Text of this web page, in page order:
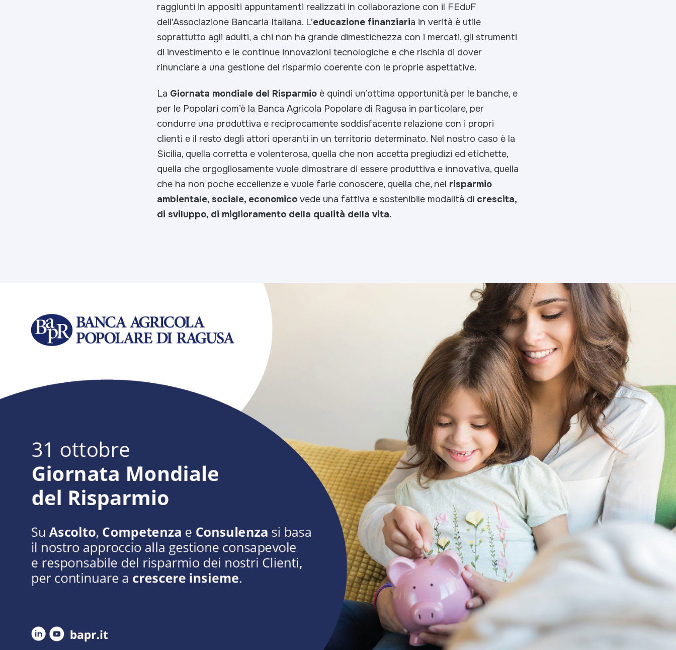
raggiunti in appositi appuntamenti realizzati in collaborazione con il FEduF
dell’Associazione Bancaria Italiana. L’educazione finanziaria in verità è utile
soprattutto agli adulti, a chi non ha grande dimestichezza con i mercati, gli strumenti
di investimento e le continue innovazioni tecnologiche e che rischia di dover
rinunciare a una gestione del risparmio coerente con le proprie aspettative.
La Giornata mondiale del Risparmio è quindi un’ottima opportunità per le banche, e
per le Popolari com’è la Banca Agricola Popolare di Ragusa in particolare, per
condurre una produttiva e reciprocamente soddisfacente relazione con i propri
clienti e il resto degli attori operanti in un territorio determinato. Nel nostro caso è la
Sicilia, quella corretta e volenterosa, quella che non accetta pregiudizi ed etichette,
quella che orgogliosamente vuole dimostrare di essere produttiva e innovativa, quella
che ha non poche eccellenze e vuole farle conoscere, quella che, nel risparmio
ambientale, sociale, economico vede una fattiva e sostenibile modalità di crescita,
di sviluppo, di miglioramento della qualità della vita.